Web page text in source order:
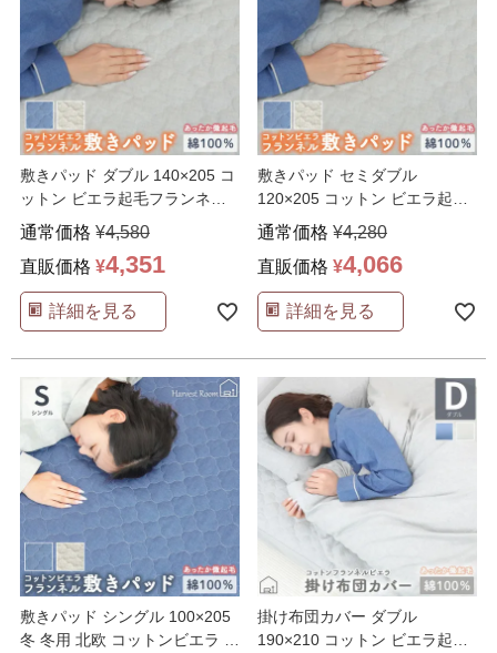
敷きパッド ダブル 140×205 コ
ットン ビエラ起毛フランネル
Harves…
通常価格 ¥4,580
直販価格 ¥4,351
詳細を見る
敷きパッド セミダブル
120×205 コットン ビエラ起毛
フランネル Harv…
通常価格 ¥4,280
直販価格 ¥4,066
詳細を見る
敷きパッド シングル 100×205
冬 冬用 北欧 コットンビエラ 起
掛け布団カバー ダブル
190×210 コットン ビエラ起毛